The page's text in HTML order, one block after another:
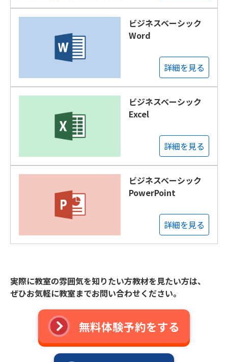
ビジネスベーシック
Word
詳細を見る
ビジネスベーシック
Excel
詳細を見る
ビジネスベーシック
PowerPoint
詳細を見る
実際に教室の雰囲気を知りたい方教材を見たい方は、
ぜひお気軽に教室までお問い合わせください。
無料体験予約をする